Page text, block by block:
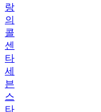
랑
의
콜
센
타
세
븐
스
타